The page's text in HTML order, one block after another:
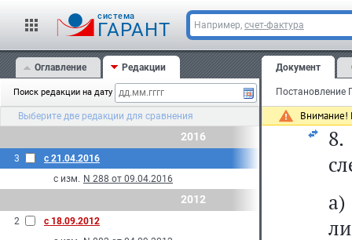
cистема
ГАРАНТ Например, счет-фактура
Оглавление Редакции
Поиск редакции на дату
Выберите две редакции для сравнения
2016
3
с 21.04.2016
с изм. N 288 от 09.04.2016
2012
2
с 18.09.2012
Документ
Внимание!